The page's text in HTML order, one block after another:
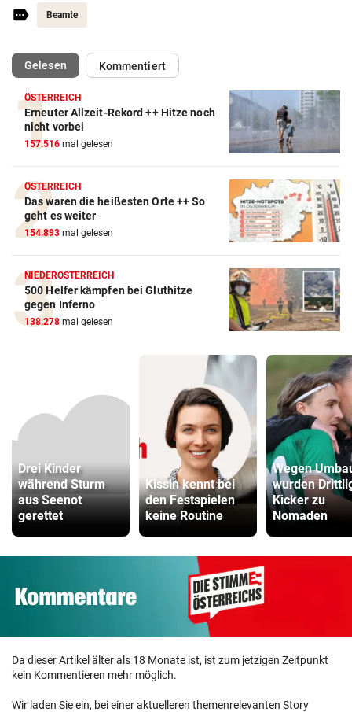
Beamte
Gelesen(ausgewählt)Kommentiert
ÖSTERREICH
Erneuter Allzeit-Rekord ++ Hitze noch
nicht vorbei
157.516 mal gelesen
ÖSTERREICH
Das waren die heißesten Orte ++ So
geht es weiter
154.893 mal gelesen
NIEDERÖSTERREICH
500 Helfer kämpfen bei Gluthitze
gegen Inferno
138.278 mal gelesen
Drei Kinder
während Sturm
aus Seenot
gerettet
Kissin kennt bei
den Festspielen
keine Routine
Wegen
wurden
Kicker zu
Nomaden
Da dieser Artikel älter als 18 Monate ist, ist zum jetzigen Zeitpunkt
kein Kommentieren mehr möglich.
Wir laden Sie ein, bei einer aktuelleren themenrelevanten Story